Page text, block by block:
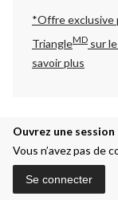
*Offre exclusive
TriangleMD sur
savoir plus
Ouvrez une
Vous n’avez pas de
Se connecter